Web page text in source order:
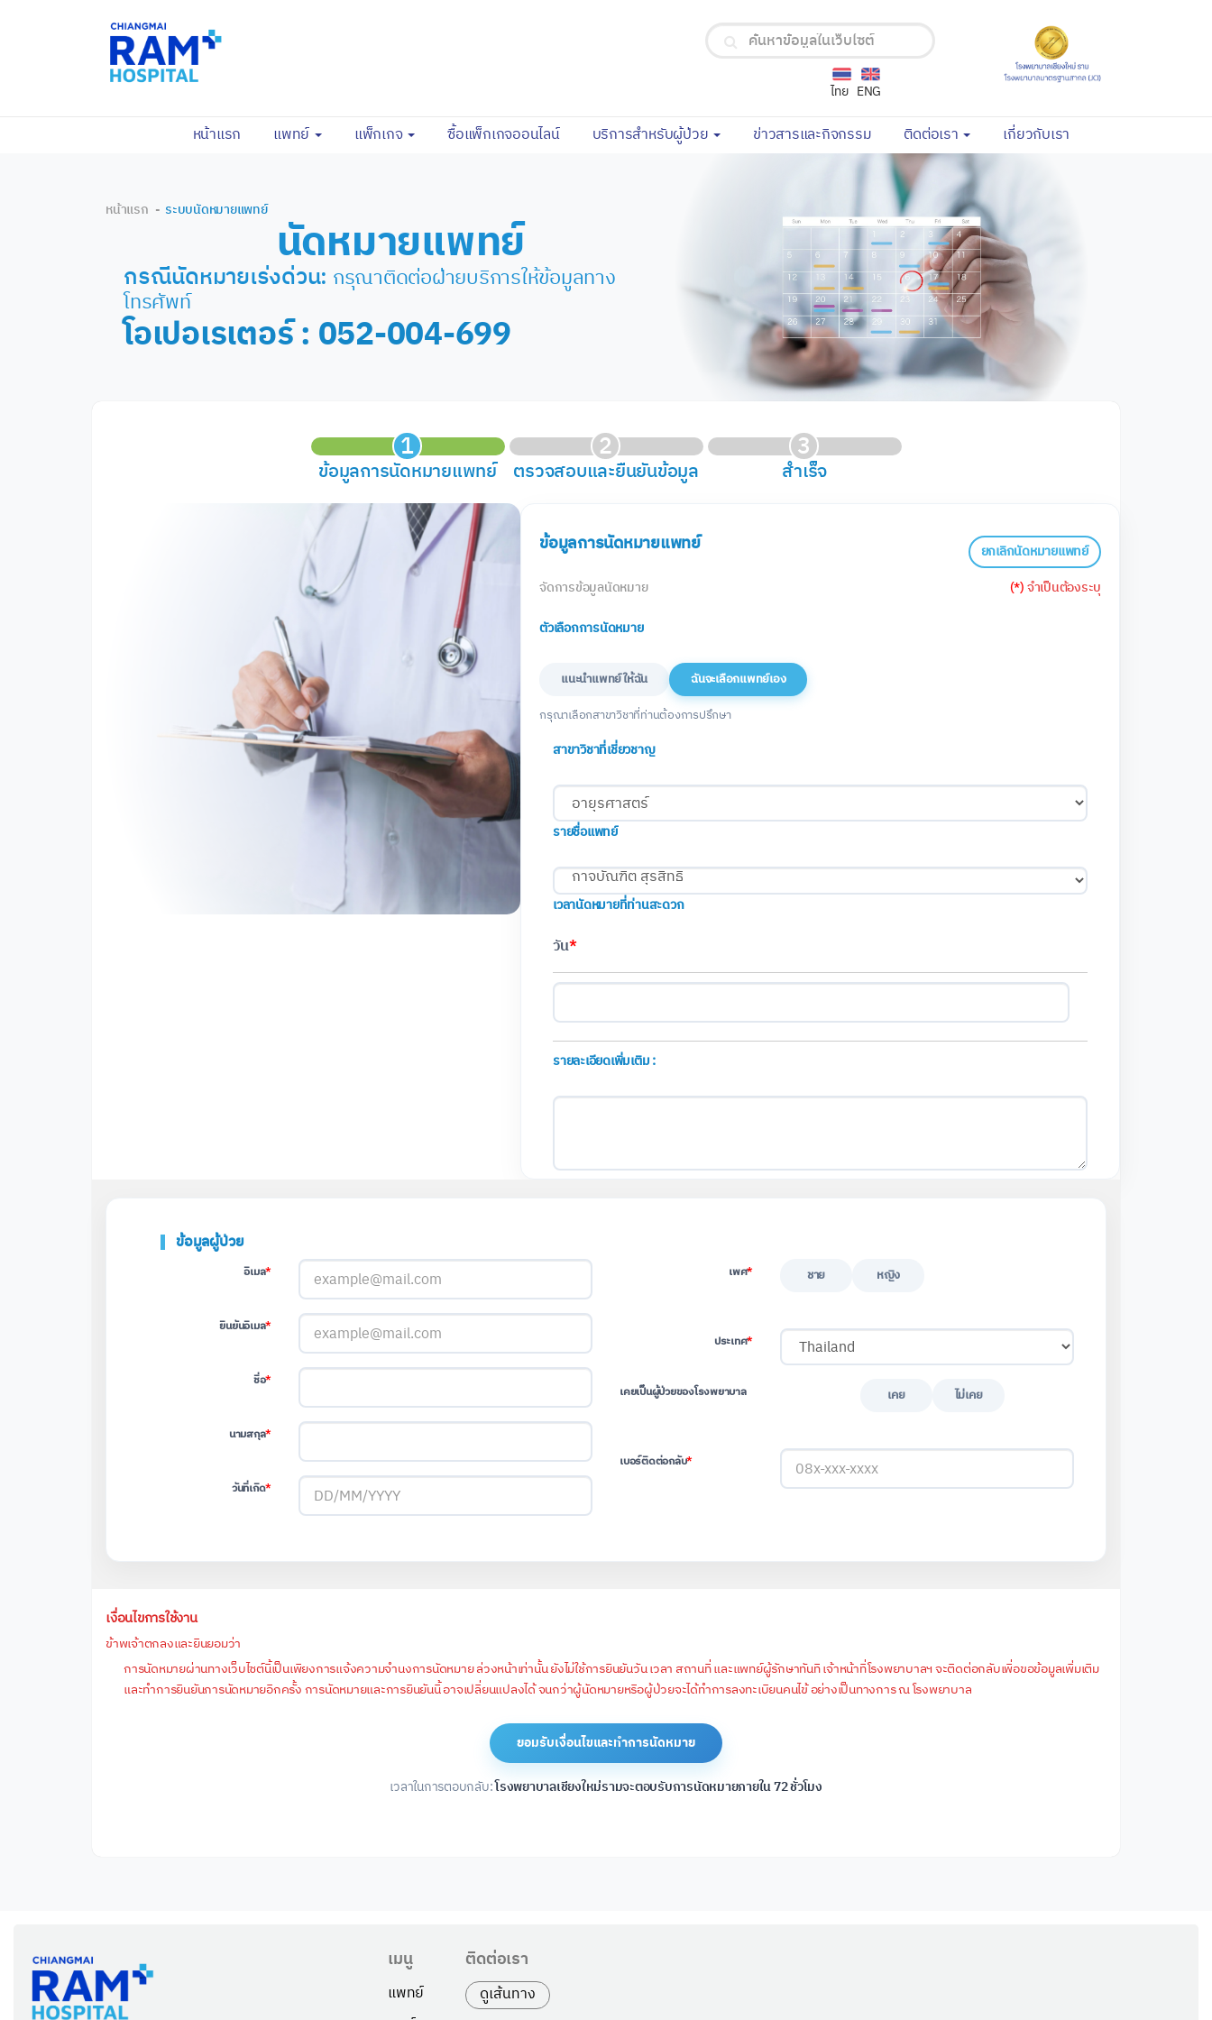
ENG
ไทย
หน้าแรก (current)
แพทย์ แพ็กเกจ ซื้อแพ็กเกจออนไลน์(current)บริการสำหรับผู้ป่วย ข่าวสารและกิจกรรม(current)ติดต่อเรา เกี่ยวกับเรา
หน้าแรก ระบบนัดหมายแพทย์
นัดหมายแพทย์
กรณีนัดหมายเร่งด่วน: กรุณาติดต่อฝ่ายบริการให้ข้อมูลทาง
โทรศัพท์
โอเปอเรเตอร์ : 052-004-699
1
ข้อมูลการนัดหมายแพทย์
2
ตรวจสอบและยืนยันข้อมูล
3
สำเร็จ
ข้อมูลการนัดหมายแพทย์ ยกเลิกนัดหมายแพทย์
จัดการข้อมูลนัดหมาย (*) จำเป็นต้องระบุ
ตัวเลือกการนัดหมาย
แนะนำแพทย์ให้ฉัน ฉันจะเลือกแพทย์เอง
กรุณาเลือกสาขาวิชาที่ท่านต้องการปรึกษา
สาขาวิชาที่เชี่ยวชาญ
รายชื่อแพทย์
เวลานัดหมายที่ท่านสะดวก
วัน*
รายละเอียดเพิ่มเติม :
ข้อมูลผู้ป่วย
อีเมล*
ยืนยันอีเมล*
ชื่อ*
นามสกุล*
วันที่เกิด*
เพศ* ชาย หญิง
ประเทศ*
เคยเป็นผู้ป่วยของโรงพยาบาล เคย ไม่เคย
เบอร์ติดต่อกลับ*
เงื่อนไขการใช้งาน
ข้าพเจ้าตกลงและยินยอมว่า
การนัดหมายผ่านทางเว็บไซต์นี้เป็นเพียงการแจ้งความจำนงการนัดหมาย ล่วงหน้าเท่านั้น ยังไม่ใช้การยืนยันวัน เวลา สถานที่ และแพทย์ผู้รักษาทันที เจ้าหน้าที่โรงพยาบาลฯ จะติดต่อกลับเพื่อขอข้อมูลเพิ่มเติม
และทำการยืนยันการนัดหมายอีกครั้ง การนัดหมายและการยืนยันนี้ อาจเปลี่ยนแปลงได้ จนกว่าผู้นัดหมายหรือผู้ป่วยจะได้ทำการลงทะเบียนคนไข้ อย่างเป็นทางการ ณ โรงพยาบาล
เวลาในการตอบกลับ:โรงพยาบาลเชียงใหม่รามจะตอบรับการนัดหมายภายใน 72 ชั่วโมง
เมนู
แพทย์
ติดต่อเรา
ดูเส้นทาง